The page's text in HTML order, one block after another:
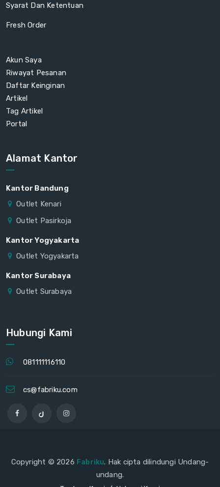
Syarat Dan Ketentuan
Fresh Order
Akun Saya
Riwayat Pesanan
Daftar Keinginan
Artikel
Tag Artikel
Portal
Alamat Kantor
Kantor Bandung
Outlet Kenari
Outlet Pasirkoja
Kantor Yogyakarta
Outlet Yogyakarta
Kantor Surabaya
Outlet Surabaya
Hubungi Kami
081111116110
cs@fabriku.com
Copyright © 2026 Fabriku. Hak cipta dilindungi Undang-
undang.